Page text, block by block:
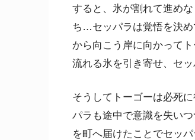
すると、氷が割れて進め
ち…セッパラは覚悟を決め
から向こう岸に向かって
流れる氷を引き寄せ、セ
そうしてトーゴーは必死
パラも途中で意識を失い
を町へ届けたことでセッ